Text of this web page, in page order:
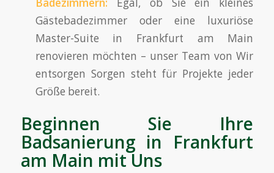
Badezimmern: Egal, ob Sie ein kleines
Gästebadezimmer oder eine luxuriöse
Master-Suite in Frankfurt am Main
renovieren möchten – unser Team von Wir
entsorgen Sorgen steht für Projekte jeder
Größe bereit.
Beginnen Sie Ihre
Badsanierung in Frankfurt
am Main mit Uns